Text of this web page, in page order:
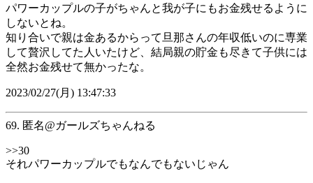
パワーカップルの子がちゃんと我が子にもお金残せるように
しないとね。
知り合いで親は金あるからって旦那さんの年収低いのに専業
して贅沢してた人いたけど、結局親の貯金も尽きて子供には
全然お金残せて無かったな。
2023/02/27(月) 13:47:33
69. 匿名@ガールズちゃんねる
>>30
それパワーカップルでもなんでもないじゃん